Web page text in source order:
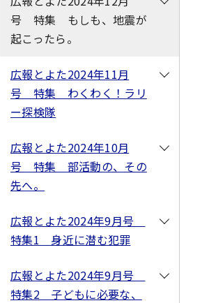
号 特集 もしも、地震が
起こったら。
広報とよた2024年11月
号 特集 わくわく！ラリ
ー探検隊
広報とよた2024年10月
号 特集 部活動の、その
先へ。
広報とよた2024年9月号
特集1 身近に潜む犯罪
広報とよた2024年9月号
特集2 子どもに必要な、